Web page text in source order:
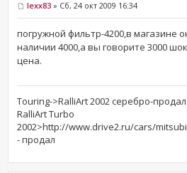
lexx83 » Сб, 24 окт 2009 16:34
погружной фильтр-4200,в магазине
наличии 4000,а вы говорите 3000
цена.
Touring->RalliArt 2002 серебро-продал
RalliArt Turbo
2002>http://www.drive2.ru/cars/
- продал